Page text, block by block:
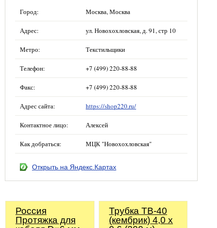
Город: Москва, Москва
Адрес: ул. Новохохловская, д. 91, стр 10
Метро: Текстильщики
Телефон: +7 (499) 220-88-88
Факс: +7 (499) 220-88-88
Адрес сайта: https://shop220.ru/
Контактное лицо: Алексей
Как добраться: МЦК "Новохохловская"
Открыть на Яндекс.Картах
Россия
Протяжка для
Трубка ТВ-40
(кембрик) 4,0 х